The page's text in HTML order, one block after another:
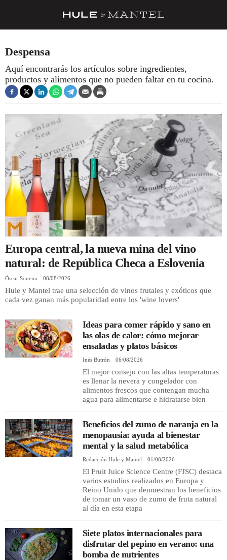
TRUCOS
DESPENSA
BARRAS Y ESTRELLAS
ÍDOLOS DE MESAS
CUADERNO DE VIAJE
TRADICIÓN
MENÚ DEL DÍA
A CUCHILLO
REGISTRO
Despensa
Aquí encontrarás los artículos sobre ingredientes,
productos y alimentos que no pueden faltar en tu cocina.
Europa central, la nueva mina del vino
natural: de República Checa a Eslovenia
Òscar Soneira 08/08/2026
Hule y Mantel trae una selección de vinos frutales y exóticos que
cada vez ganan más popularidad entre los 'wine lovers'
Ideas para comer rápido y sano en
las olas de calor: cómo mejorar
ensaladas y platos básicos
Inés Butrón 06/08/2026
El mejor consejo con las altas temperaturas
es llenar la nevera y congelador con
alimentos frescos que contengan mucha
agua para alimentarse e hidratarse bien
Beneficios del zumo de naranja en la
menopausia: ayuda al bienestar
mental y la salud metabólica
Redacción Hule y Mantel 01/08/2026
El Fruit Juice Science Centre (FJSC) destaca
varios estudios realizados en Europa y
Reino Unido que demuestran los beneficios
de tomar un vaso de zumo de fruta natural
al día en esta etapa
Siete platos internacionales para
disfrutar del pepino en verano: una
bomba de nutrientes